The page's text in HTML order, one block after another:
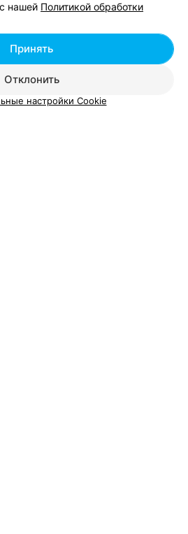
до 18:00
нашей Политикой обработки
Отклонить
Принять
настройки Cookie